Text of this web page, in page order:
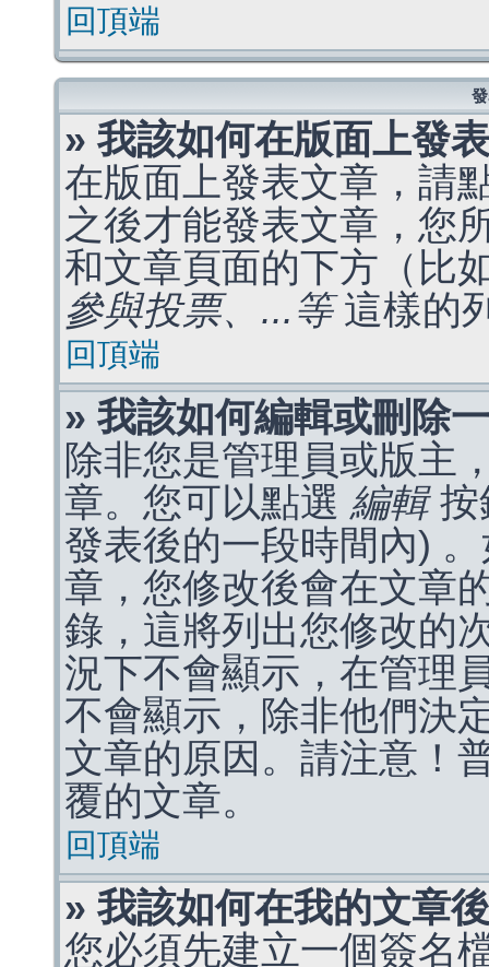
回頂端
» 我該如何在版面上發
在版面上發表文章，請
之後才能發表文章，您
和文章頁面的下方（比
參與投票、...等這樣的
回頂端
» 我該如何編輯或刪除
除非您是管理員或版主
章。您可以點選 編輯按
發表後的一段時間內)
章，您修改後會在文章
錄，這將列出您修改的
況下不會顯示，在管理
不會顯示，除非他們決
文章的原因。請注意！
覆的文章。
回頂端
» 我該如何在我的文章
您必須先建立一個簽名